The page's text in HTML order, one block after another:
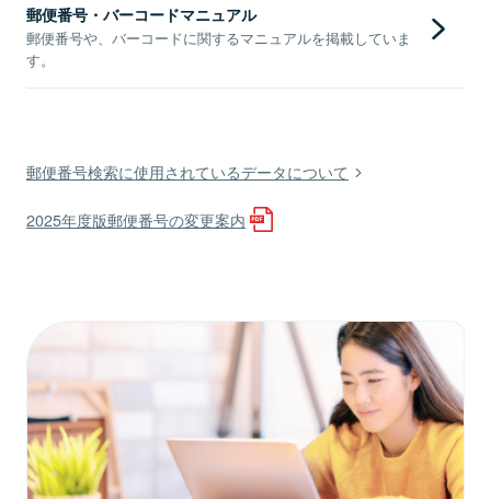
郵便番号・バーコードマニュアル
郵便番号や、バーコードに関するマニュアルを掲載していま
す。
郵便番号検索に使用されているデータについて
2025年度版郵便番号の変更案内